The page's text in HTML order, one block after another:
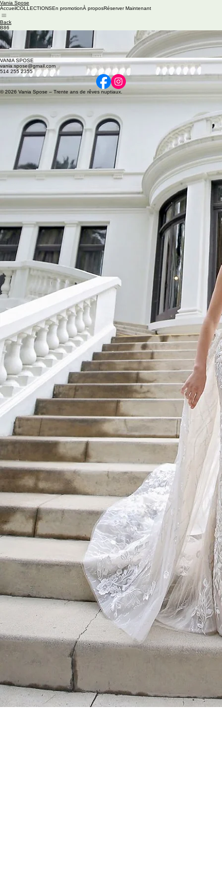
Vania Spose
AccueilCOLLECTIONSEn promotionÀ proposRéserver Maintenant
Back
B86
Available colors:
Ivory/Nude/Nude,
Ivory/Ivory/Ivory,
Ivory/Ivory/Nude,
Ivory/Sand/Nude
VANIA SPOSE
vania.spose@gmail.com
514 255 2355
© 2026 Vania Spose – Trente ans de rêves nuptiaux.